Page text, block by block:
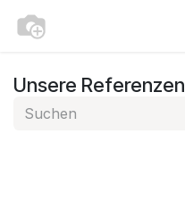
Unsere Referenzen